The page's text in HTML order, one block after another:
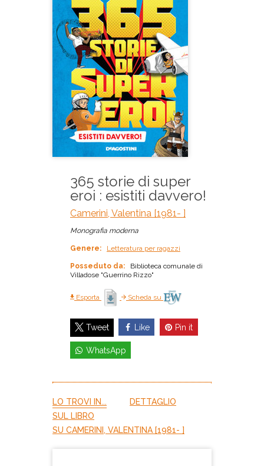
365 storie di super
eroi : esistiti davvero!
Camerini, Valentina [1981- ]
Monografia moderna
Genere: Letteratura per ragazzi
Posseduto da:
Biblioteca comunale di
Villadose "Guerrino Rizzo"
Esporta Scheda su
Tweet Like Pin it
WhatsApp
LO TROVI IN...
DETTAGLIO
SUL LIBRO
SU CAMERINI, VALENTINA [1981- ]